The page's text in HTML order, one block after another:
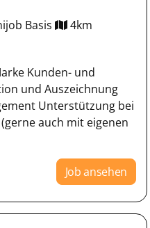
Basis 4km
Kunden- und
und Auszeichnung
Unterstützung bei
auch mit eigenen
Job ansehen